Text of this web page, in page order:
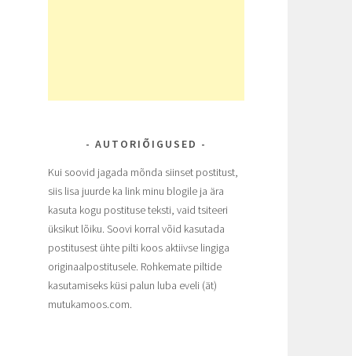
AUTORIÕIGUSED
Kui soovid jagada mõnda siinset postitust,
siis lisa juurde ka link minu blogile ja ära
kasuta kogu postituse teksti, vaid tsiteeri
üksikut lõiku. Soovi korral võid kasutada
postitusest ühte pilti koos aktiivse lingiga
originaalpostitusele. Rohkemate piltide
kasutamiseks küsi palun luba eveli (ät)
mutukamoos.com.